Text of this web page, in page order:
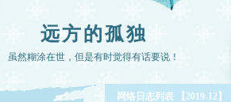
远方的孤独
虽然糊涂在世，但是有时觉得有话要说！
网络日志列表 【2019-12】